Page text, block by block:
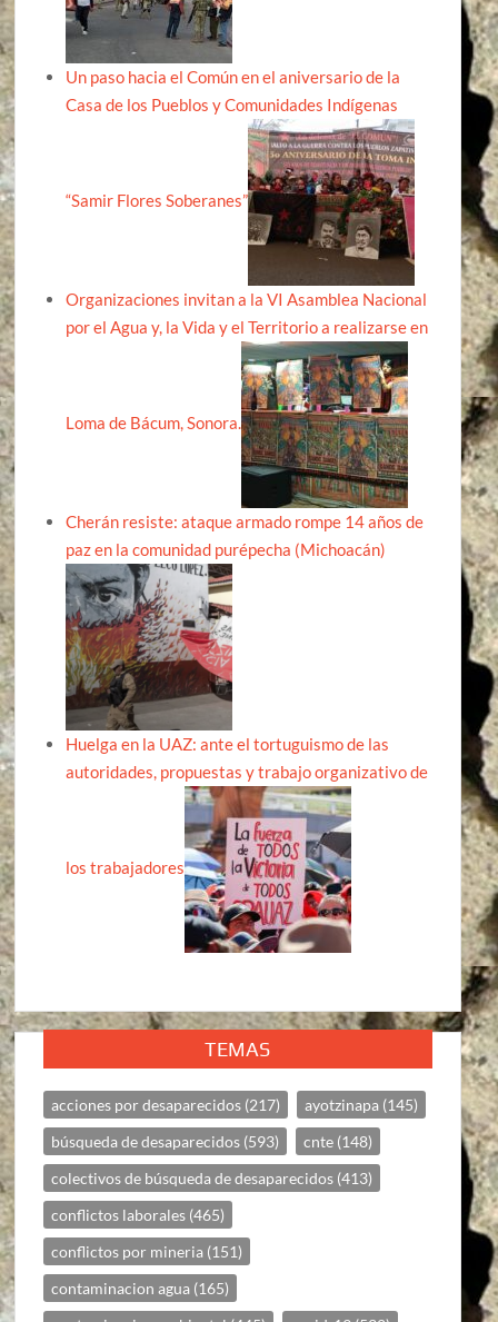
Un paso hacia el Común en el aniversario de la
Casa de los Pueblos y Comunidades Indígenas
“Samir Flores Soberanes”
Organizaciones invitan a la VI Asamblea Nacional
por el Agua y, la Vida y el Territorio a realizarse en
Loma de Bácum, Sonora.
Cherán resiste: ataque armado rompe 14 años de
paz en la comunidad purépecha (Michoacán)
Huelga en la UAZ: ante el tortuguismo de las
autoridades, propuestas y trabajo organizativo de
los trabajadores
TEMAS
acciones por desaparecidos (217) ayotzinapa (145)
búsqueda de desaparecidos (593) cnte (148)
colectivos de búsqueda de desaparecidos (413)
conflictos laborales (465)
conflictos por mineria (151)
contaminacion agua (165)